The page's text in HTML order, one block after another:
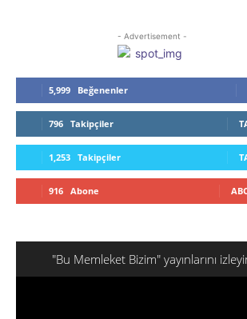
- Advertisement -
5,999 Beğenenler
796 Takipçiler
1,253 Takipçiler
916 Abone
"Bu Memleket Bizim" yayınlarını